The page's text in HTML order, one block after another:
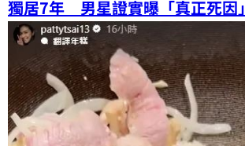
獨居7年 男星證實曝「真正死因」